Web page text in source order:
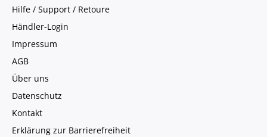
Hilfe / Support / Retoure
Händler-Login
Impressum
AGB
Über uns
Datenschutz
Kontakt
Erklärung zur Barrierefreiheit